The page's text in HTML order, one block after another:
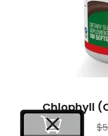
Chlophyll
$